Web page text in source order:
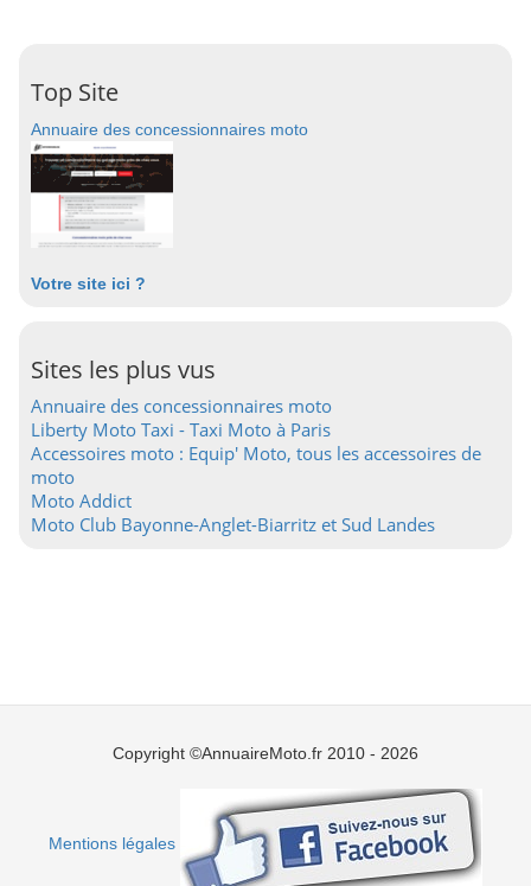
Top Site
Annuaire des concessionnaires moto
Votre site ici ?
Sites les plus vus
Annuaire des concessionnaires moto
Liberty Moto Taxi - Taxi Moto à Paris
Accessoires moto : Equip' Moto, tous les accessoires de
moto
Moto Addict
Moto Club Bayonne-Anglet-Biarritz et Sud Landes
Copyright ©AnnuaireMoto.fr 2010 - 2026
Mentions légales